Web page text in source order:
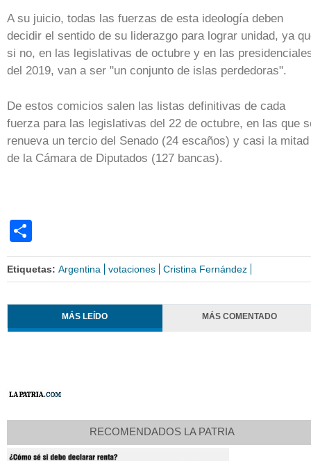
A su juicio, todas las fuerzas de esta ideología deben
decidir el sentido de su liderazgo para lograr unidad, ya
si no, en las legislativas de octubre y en las
del 2019, van a ser "un conjunto de islas perdedoras".
De estos comicios salen las listas definitivas de cada
fuerza para las legislativas del 22 de octubre, en las que
renueva un tercio del Senado (24 escaños) y casi la mitad
de la Cámara de Diputados (127 bancas).
Etiquetas: Argentina votaciones Cristina Fernández
MÁS LEÍDO MÁS COMENTADO
RECOMENDADOS LA PATRIA